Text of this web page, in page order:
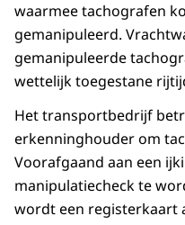
waarmee tachografen
gemanipuleerd.
gemanipuleerde
wettelijk toegestane
Het transportbedrijf
erkenninghouder om
Voorafgaand aan een
manipulatiecheck te
wordt een registerkaart